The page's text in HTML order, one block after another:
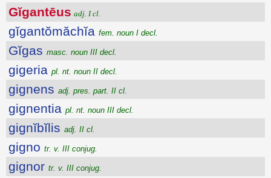
Gĭgantēus adj. I cl.
gĭgantŏmăchĭa fem. noun I decl.
Gĭgas masc. noun III decl.
gigeria pl. nt. noun II decl.
gignens adj. pres. part. II cl.
gignentia pl. nt. noun III decl.
gignĭbĭlis adj. II cl.
gigno tr. v. III conjug.
gignor tr. v. III conjug.